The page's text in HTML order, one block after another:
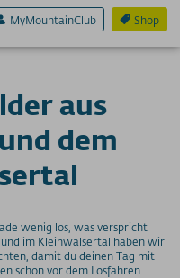
Shop
MyMountainClub
aus
dem
wenig los, was verspricht
im Kleinwalsertal haben wir
damit du deinen Tag mit
schon vor dem Losfahren